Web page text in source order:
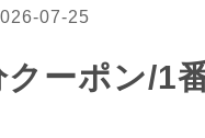
07-25
ーポン/1